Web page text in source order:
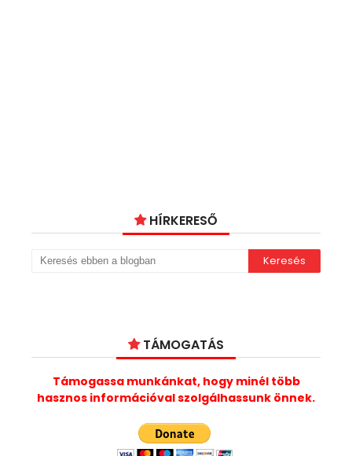
HÍRKERESŐ
TÁMOGATÁS
Támogassa munkánkat, hogy minél több
hasznos információval szolgálhassunk önnek.